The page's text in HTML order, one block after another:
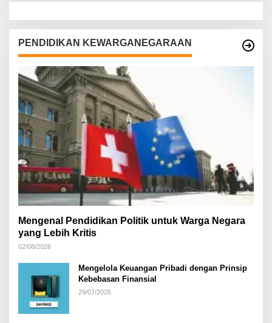
PENDIDIKAN KEWARGANEGARAAN
Mengenal Pendidikan Politik untuk Warga Negara
yang Lebih Kritis
02/08/2026
Mengelola Keuangan Pribadi dengan Prinsip
Kebebasan Finansial
29/07/2026